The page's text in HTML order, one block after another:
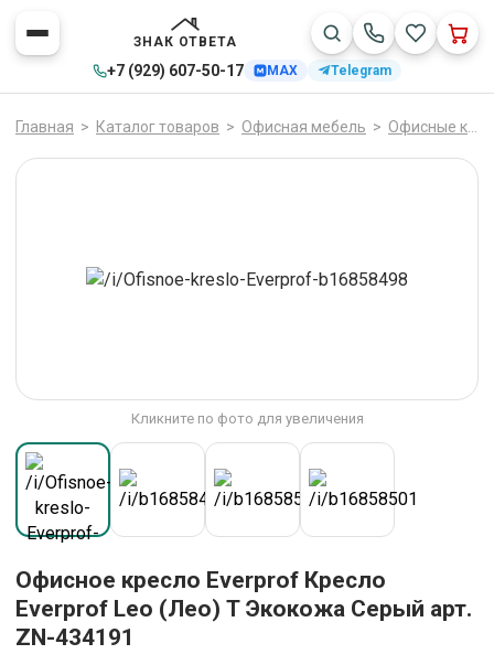
ЗНАК ОТВЕТА
+7 (929) 607-50-17 MAX Telegram
Главная > Каталог товаров > Офисная мебель > Офисные кресла
Кликните по фото для увеличения
Офисное кресло Everprof Кресло
Everprof Leo (Лео) Т Экокожа Серый арт.
ZN-434191